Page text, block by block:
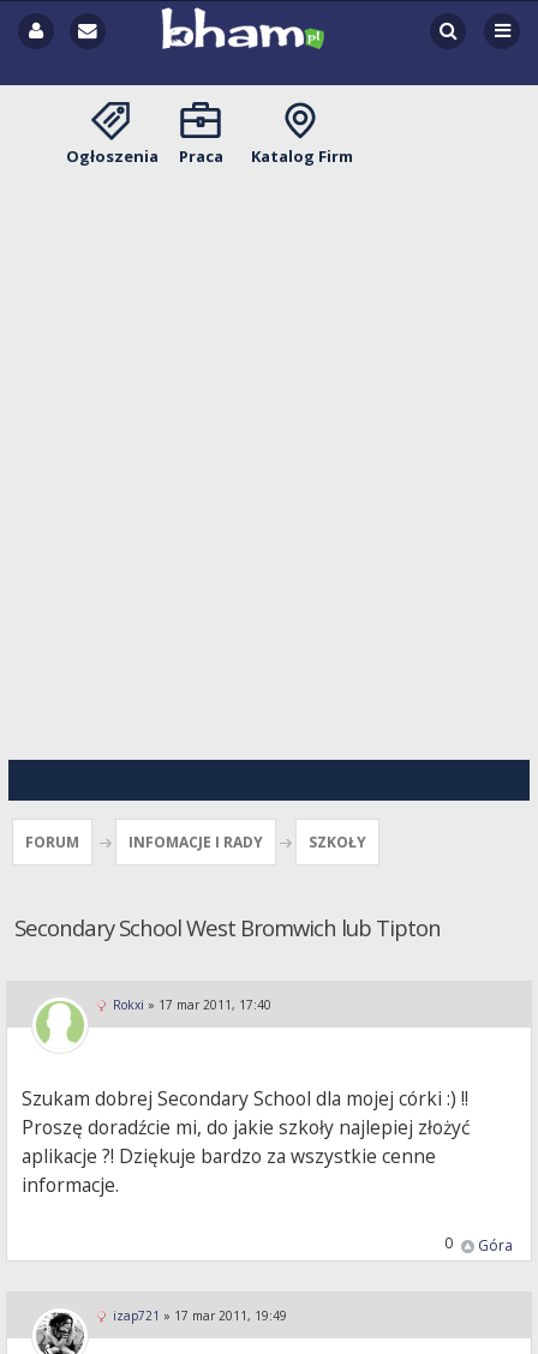
Ogłoszenia Praca Katalog Firm
FORUM INFOMACJE I RADY SZKOŁY
Secondary School West Bromwich lub Tipton
Rokxi » 17 mar 2011, 17:40
Szukam dobrej Secondary School dla mojej córki :) !!
Proszę doradźcie mi, do jakie szkoły najlepiej złożyć
aplikacje ?! Dziękuje bardzo za wszystkie cenne
informacje.
Góra
0
izap721 » 17 mar 2011, 19:49